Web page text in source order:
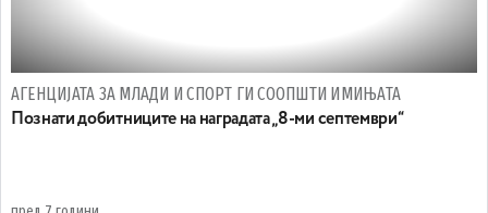
АГЕНЦИЈАТА ЗА МЛАДИ И СПОРТ ГИ СООПШТИ ИМИЊАТА
Познати добитниците на наградата „8-ми септември“